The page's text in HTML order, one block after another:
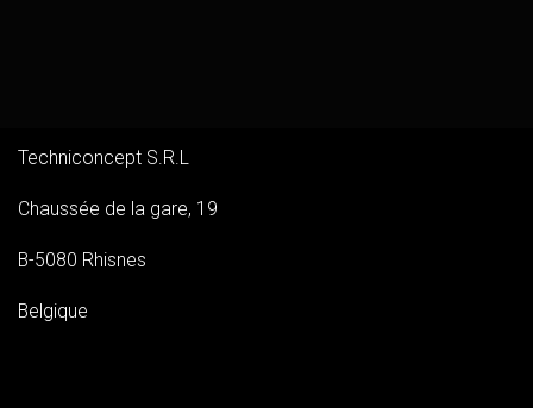
Techniconcept S.R.L
Chaussée de la gare, 19
B-5080 Rhisnes
Belgique